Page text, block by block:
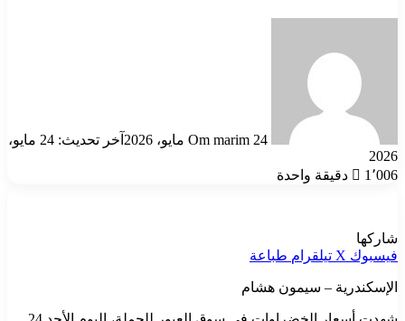
Om marim 24 مايو، 2026
آخر تحديث: 24 مايو،
2026
1٬006
دقيقة واحدة
شاركها
فيسبوك ‫X تيلقرام طباعة
الإسكندرية – سيمون هشام